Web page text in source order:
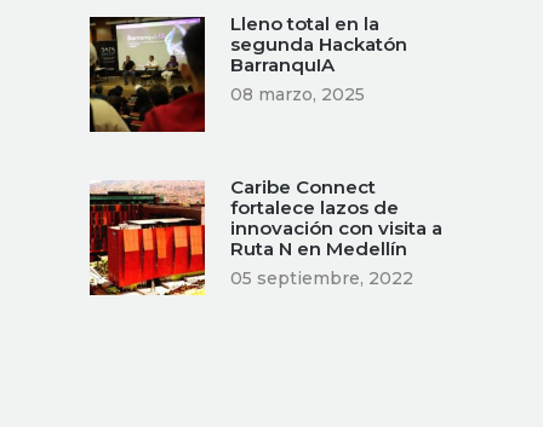
Lleno total en la
segunda Hackatón
BarranquIA
08 marzo, 2025
Caribe Connect
fortalece lazos de
innovación con visita a
Ruta N en Medellín
05 septiembre, 2022